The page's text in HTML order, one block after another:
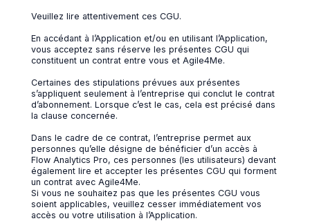
Veuillez lire attentivement ces CGU.
En accédant à l’Application et/ou en utilisant l’Application,
vous acceptez sans réserve les présentes CGU qui
constituent un contrat entre vous et Agile4Me.
Certaines des stipulations prévues aux présentes
s’appliquent seulement à l’entreprise qui conclut le contrat
d’abonnement. Lorsque c’est le cas, cela est précisé dans
la clause concernée.
Dans le cadre de ce contrat, l’entreprise permet aux
personnes qu’elle désigne de bénéficier d’un accès à
Flow Analytics Pro, ces personnes (les utilisateurs) devant
également lire et accepter les présentes CGU qui forment
un contrat avec Agile4Me.
Si vous ne souhaitez pas que les présentes CGU vous
soient applicables, veuillez cesser immédiatement vos
accès ou votre utilisation à l’Application.